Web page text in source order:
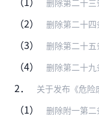
删除第二十三
（2） 删除第二十四
（3） 删除第二十五
（4） 删除第二十九条第一项中的“（2）
2． 关于发布《危险废物经营单位审查和许
（1） 删除附一第二条